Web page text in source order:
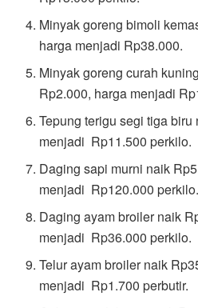
Minyak goreng bimoli
harga menjadi Rp38.000.
Minyak goreng curah
Rp2.000, harga menjadi
Tepung terigu segi tiga
menjadi Rp11.500 perkilo.
Daging sapi murni naik
menjadi Rp120.000 perkilo.
Daging ayam broiler naik
menjadi Rp36.000 perkilo.
Telur ayam broiler naik
menjadi Rp1.700 perbutir.